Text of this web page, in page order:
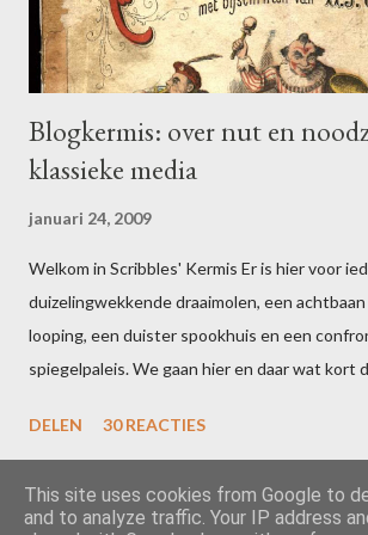
n
Blogkermis: over nut en
klassieke media
januari 24, 2009
Welkom in Scribbles' Kermis Er is hier voor
duizelingwekkende draaimolen, een
looping, een duister spookhuis en een
spiegelpaleis. We gaan hier en daar wat kort
voor 16 februari een blogpost over uw
ik uw ideeën toevoegen aan de slotcarousel.
DELEN 30 REACTIES
This site uses cookies from Google to
and to analyze traffic. Your IP address